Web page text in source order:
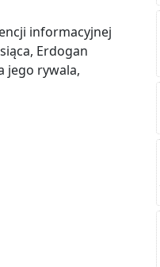
informacyjnej
Erdogan
jego rywala,